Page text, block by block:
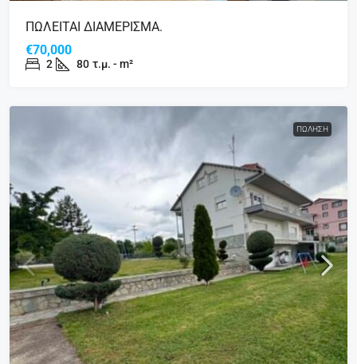
ΠΩΛΕΙΤΑΙ ΔΙΑΜΕΡΙΣΜΑ.
€70,000
2 80 τ.μ. - m²
ΠΏΛΗΣΗ